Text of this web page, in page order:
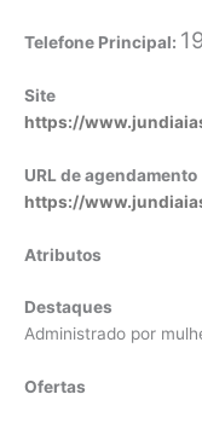
Telefone Principal:
Site
https://
URL de agendamento
https://
Atributos
Destaques
Administrado por
Ofertas